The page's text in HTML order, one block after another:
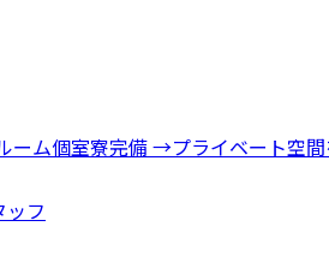
ーム個室寮完備 →プライベート空
フ